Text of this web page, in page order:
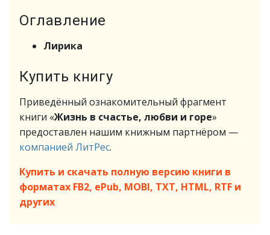
Оглавление
Лирика
Купить книгу
Приведённый ознакомительный фрагмент
книги «Жизнь в счастье, любви и горе»
предоставлен нашим книжным партнёром —
компанией ЛитРес.
Купить и скачать полную версию книги в
форматах FB2, ePub, MOBI, TXT, HTML, RTF и
других